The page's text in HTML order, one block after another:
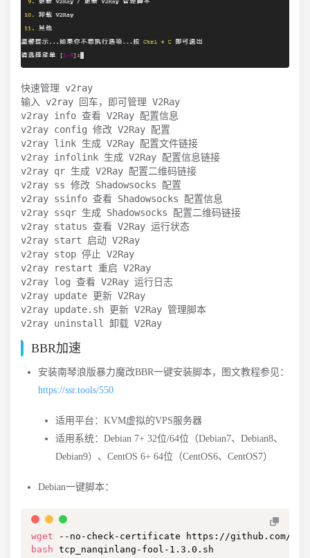
快速管理 v2ray
输入 v2ray 回车，即可管理 V2Ray
v2ray info 查看 V2Ray 配置信息
v2ray config 修改 V2Ray 配置
v2ray link 生成 V2Ray 配置文件链接
v2ray infolink 生成 V2Ray 配置信息链接
v2ray qr 生成 V2Ray 配置二维码链接
v2ray ss 修改 Shadowsocks 配置
v2ray ssinfo 查看 Shadowsocks 配置信息
v2ray ssqr 生成 Shadowsocks 配置二维码链接
v2ray status 查看 V2Ray 运行状态
v2ray start 启动 V2Ray
v2ray stop 停止 V2Ray
v2ray restart 重启 V2Ray
v2ray log 查看 V2Ray 运行日志
v2ray update 更新 V2Ray
v2ray update.sh 更新 V2Ray 管理脚本
v2ray uninstall 卸载 V2Ray
BBR加速
安装南琴浪版暴力魔改BBR一键安装脚本，图文教程参见：
https://ssr.tools/550
适用平台：KVM虚拟的VPS服务器
适用系统：Debian 7+ 32位/64位（Debian7、Debian8、
Debian9）、CentOS 6+ 64位（CentOS6、CentOS7）
Debian一键脚本：
wget
bash tcp_nanqinlang-fool-1.3.0.sh